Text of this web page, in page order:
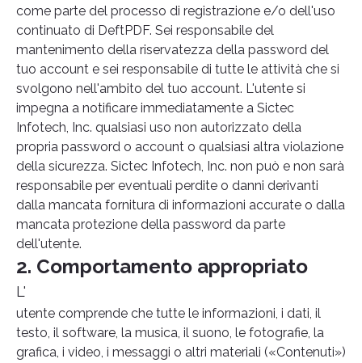
come parte del processo di registrazione e/o dell'uso
continuato di DeftPDF. Sei responsabile del
mantenimento della riservatezza della password del
tuo account e sei responsabile di tutte le attività che si
svolgono nell'ambito del tuo account. L'utente si
impegna a notificare immediatamente a Sictec
Infotech, Inc. qualsiasi uso non autorizzato della
propria password o account o qualsiasi altra violazione
della sicurezza. Sictec Infotech, Inc. non può e non sarà
responsabile per eventuali perdite o danni derivanti
dalla mancata fornitura di informazioni accurate o dalla
mancata protezione della password da parte
dell'utente.
2. Comportamento appropriato
L'
utente comprende che tutte le informazioni, i dati, il
testo, il software, la musica, il suono, le fotografie, la
grafica, i video, i messaggi o altri materiali («Contenuti»)